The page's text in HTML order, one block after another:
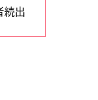
続出